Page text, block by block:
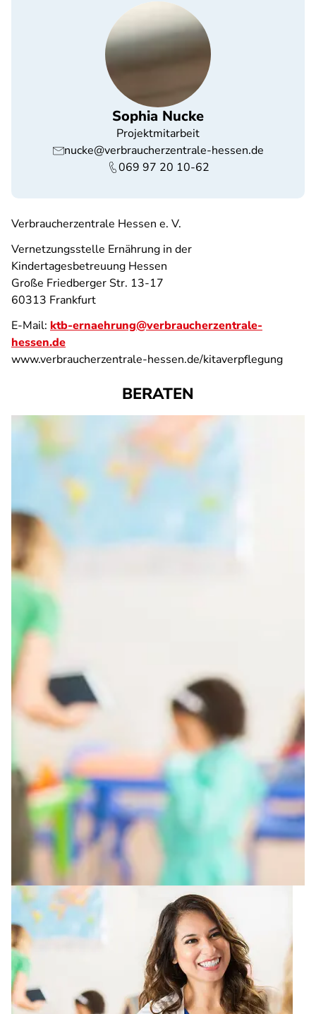
Sophia Nucke
Projektmitarbeit
nucke@verbraucherzentrale-hessen.de
069 97 20 10-62
Verbraucherzentrale Hessen e. V.
Vernetzungsstelle Ernährung in der
Kindertagesbetreuung Hessen
Große Friedberger Str. 13-17
60313 Frankfurt
E-Mail: ktb-ernaehrung@verbraucherzentrale-
hessen.de
www.verbraucherzentrale-hessen.de/kitaverpflegung
BERATEN